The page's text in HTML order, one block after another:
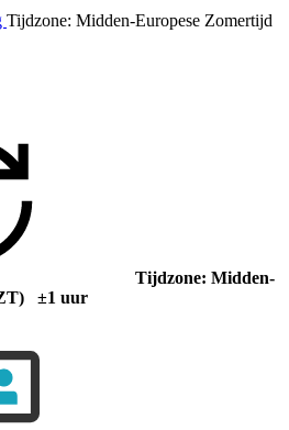
Tijdzone: Midden-Europese Zomertijd
Tijdzone: Midden-
±1 uur